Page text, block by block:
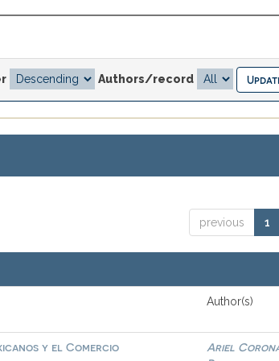
Authors/record
previous 1
Author(s)
y el Comercio
Ariel